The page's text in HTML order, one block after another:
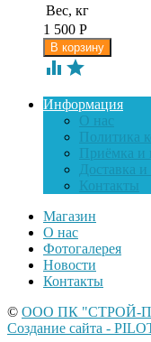
Вес, кг
1 500 Р
 
Информация
О нас
Политика
Приёмка и
Доставка и
Контакты
Магазин
О нас
Фотогалерея
Новости
Контакты
© ООО ПК "СТРОЙ-
Создание сайта -